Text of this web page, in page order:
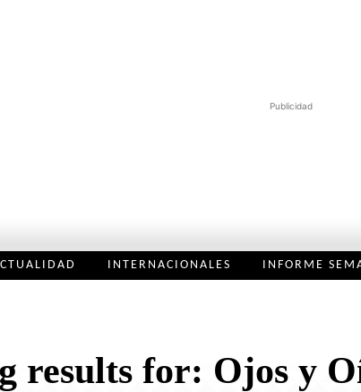
Publicidad
INTERNACIONALES INFORME
results for: Ojos y